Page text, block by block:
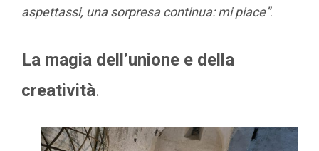
aspettassi, una sorpresa continua: mi piace”.
La magia dell’unione e della
creatività.